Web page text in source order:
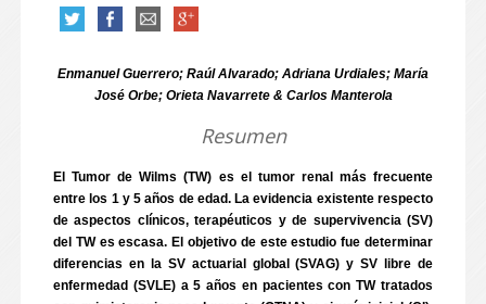
Enmanuel Guerrero; Raúl Alvarado; Adriana Urdiales; María
José Orbe; Orieta Navarrete & Carlos Manterola
Resumen
El Tumor de Wilms (TW) es el tumor renal más frecuente
entre los 1 y 5 años de edad. La evidencia existente respecto
de aspectos clínicos, terapéuticos y de supervivencia (SV)
del TW es escasa. El objetivo de este estudio fue determinar
diferencias en la SV actuarial global (SVAG) y SV libre de
enfermedad (SVLE) a 5 años en pacientes con TW tratados